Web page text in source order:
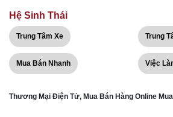
Hệ Sinh Thái
Trung Tâm Xe Trung
Mua Bán Nhanh Việc
Thương Mại Điện Tử, Mua Bán Hàng Online